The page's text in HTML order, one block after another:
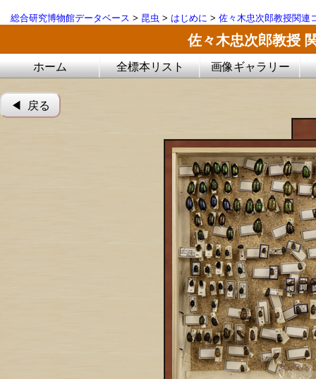
総合研究博物館データベース > 昆虫 > はじめに > 佐々木忠次郎教授関連
佐々木忠次郎教授
ホーム 全標本リスト 画像ギャラリー
◀︎ 戻る